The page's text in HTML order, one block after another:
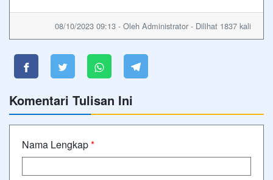
08/10/2023 09:13 - Oleh Administrator - Dilihat 1837 kali
Komentari Tulisan Ini
Nama Lengkap*